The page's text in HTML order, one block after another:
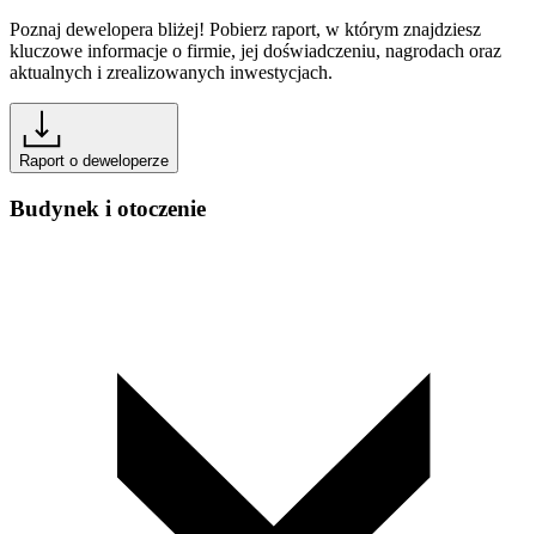
Poznaj dewelopera bliżej! Pobierz raport, w którym znajdziesz
kluczowe informacje o firmie, jej doświadczeniu, nagrodach oraz
aktualnych i zrealizowanych inwestycjach.
Raport o deweloperze
Budynek i otoczenie